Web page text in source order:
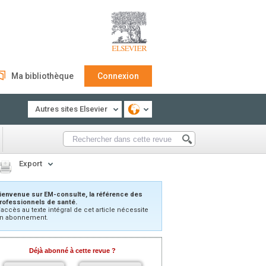
Ma bibliothèque Connexion
Autres sites Elsevier
Export
sur EM-consulte, la référence des
de santé.
au texte intégral de cet article nécessite
abonnement.
Déjà abonné à cette revue ?